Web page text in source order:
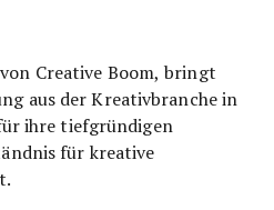
Creative Boom, bringt
aus der Kreativbranche in
ihre tiefgründigen
für kreative